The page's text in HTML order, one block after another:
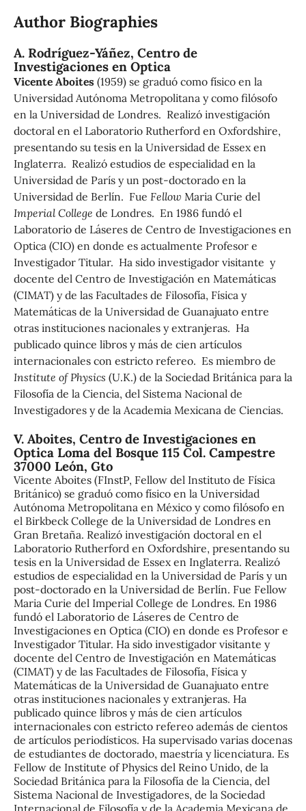
Author Biographies
A. Rodríguez-Yáñez, Centro de
Investigaciones en Optica
Vicente Aboites (1959) se graduó como físico en la
Universidad Autónoma Metropolitana y como filósofo
en la Universidad de Londres. Realizó investigación
doctoral en el Laboratorio Rutherford en Oxfordshire,
presentando su tesis en la Universidad de Essex en
Inglaterra. Realizó estudios de especialidad en la
Universidad de París y un post-doctorado en la
Universidad de Berlín. Fue Fellow Maria Curie del
Imperial College de Londres. En 1986 fundó el
Laboratorio de Láseres de Centro de Investigaciones en
Optica (CIO) en donde es actualmente Profesor e
Investigador Titular. Ha sido investigador visitante y
docente del Centro de Investigación en Matemáticas
(CIMAT) y de las Facultades de Filosofía, Física y
Matemáticas de la Universidad de Guanajuato entre
otras instituciones nacionales y extranjeras. Ha
publicado quince libros y más de cien artículos
internacionales con estricto refereo. Es miembro de
Institute of Physics (U.K.) de la Sociedad Británica para la
Filosofía de la Ciencia, del Sistema Nacional de
Investigadores y de la Academia Mexicana de Ciencias.
V. Aboites, Centro de Investigaciones en
Optica Loma del Bosque 115 Col. Campestre
37000 León, Gto
Vicente Aboites (FInstP, Fellow del Instituto de Física
Británico) se graduó como físico en la Universidad
Autónoma Metropolitana en México y como filósofo en
el Birkbeck College de la Universidad de Londres en
Gran Bretaña. Realizó investigación doctoral en el
Laboratorio Rutherford en Oxfordshire, presentando su
tesis en la Universidad de Essex en Inglaterra. Realizó
estudios de especialidad en la Universidad de París y un
post-doctorado en la Universidad de Berlín. Fue Fellow
Maria Curie del Imperial College de Londres. En 1986
fundó el Laboratorio de Láseres de Centro de
Investigaciones en Optica (CIO) en donde es Profesor e
Investigador Titular. Ha sido investigador visitante y
docente del Centro de Investigación en Matemáticas
(CIMAT) y de las Facultades de Filosofía, Física y
Matemáticas de la Universidad de Guanajuato entre
otras instituciones nacionales y extranjeras. Ha
publicado quince libros y más de cien artículos
internacionales con estricto refereo además de cientos
de artículos periodísticos. Ha supervisado varias docenas
de estudiantes de doctorado, maestría y licenciatura. Es
Fellow de Institute of Physics del Reino Unido, de la
Sociedad Británica para la Filosofía de la Ciencia, del
Sistema Nacional de Investigadores, de la Sociedad